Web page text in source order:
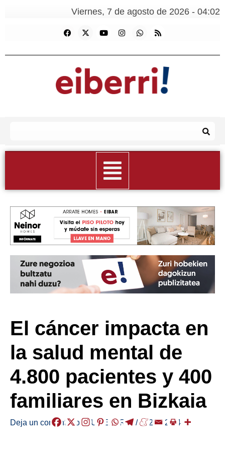
Viernes, 7 de agosto de 2026 - 04:02
El cáncer impacta en
la salud mental de
4.800 pacientes y 400
familiares en Bizkaia
Deja un comentario /ZUREBERRI /2025-02-24